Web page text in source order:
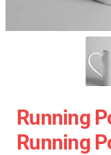
Running
Running